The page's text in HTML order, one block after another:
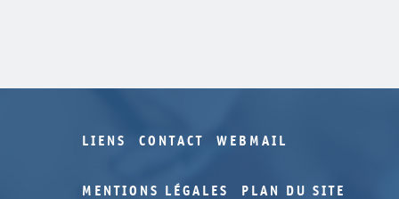
LIENS CONTACT WEBMAIL
MENTIONS LÉGALES PLAN DU SITE